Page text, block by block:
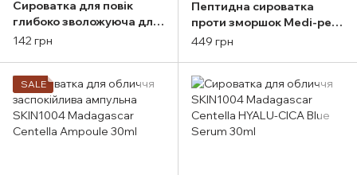
Сироватка для повік
глибоко зволожуюча для
омолодження шкіри з
142 грн
Пептидна сироватка
проти зморшок Medi-peel
Peptide Tox Bor Ampoule
449 грн
SALE